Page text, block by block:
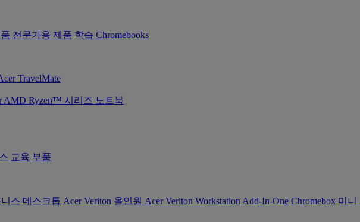
전문가용 제품 학습 Chromebooks
TravelMate
AMD Ryzen™ 시리즈 노트북
교육 부품
니스 데스크톱 Acer Veriton 올인원 Acer Veriton Workstation Add-In-One Chromebox 미니